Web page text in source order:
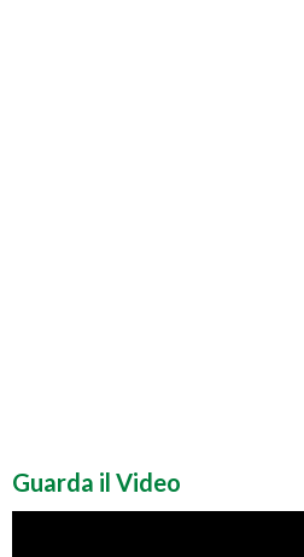
Guarda il Video